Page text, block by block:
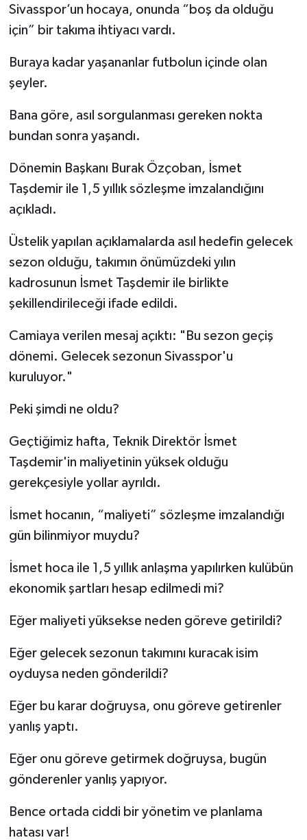
Sivasspor’un hocaya, onunda “boş da olduğu
için” bir takıma ihtiyacı vardı.
Buraya kadar yaşananlar futbolun içinde olan
şeyler.
Bana göre, asıl sorgulanması gereken nokta
bundan sonra yaşandı.
Dönemin Başkanı Burak Özçoban, İsmet
Taşdemir ile 1,5 yıllık sözleşme imzalandığını
açıkladı.
Üstelik yapılan açıklamalarda asıl hedefin gelecek
sezon olduğu, takımın önümüzdeki yılın
kadrosunun İsmet Taşdemir ile birlikte
şekillendirileceği ifade edildi.
Camiaya verilen mesaj açıktı: "Bu sezon geçiş
dönemi. Gelecek sezonun Sivasspor'u
kuruluyor."
Peki şimdi ne oldu?
Geçtiğimiz hafta, Teknik Direktör İsmet
Taşdemir'in maliyetinin yüksek olduğu
gerekçesiyle yollar ayrıldı.
İsmet hocanın, “maliyeti” sözleşme imzalandığı
gün bilinmiyor muydu?
İsmet hoca ile 1,5 yıllık anlaşma yapılırken kulübün
ekonomik şartları hesap edilmedi mi?
Eğer maliyeti yüksekse neden göreve getirildi?
Eğer gelecek sezonun takımını kuracak isim
oyduysa neden gönderildi?
Eğer bu karar doğruysa, onu göreve getirenler
yanlış yaptı.
Eğer onu göreve getirmek doğruysa, bugün
gönderenler yanlış yapıyor.
Bence ortada ciddi bir yönetim ve planlama
hatası var!